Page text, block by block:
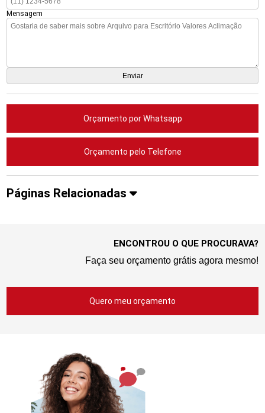
Mensagem
Orçamento por Whatsapp
Orçamento pelo Telefone
Páginas Relacionadas
ENCONTROU O QUE PROCURAVA?
Faça seu orçamento grátis agora mesmo!
Quero meu orçamento